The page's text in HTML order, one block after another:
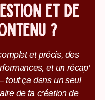
ET DE
?
et précis, des
et un récap’
tout ça dans un seul
de ta création de